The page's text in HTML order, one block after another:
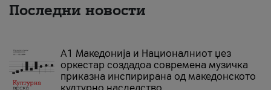
Последни новости
А1 Македонија и Националниот џез
оркестар создадоа современа музичка
приказна инспирирана од македонското